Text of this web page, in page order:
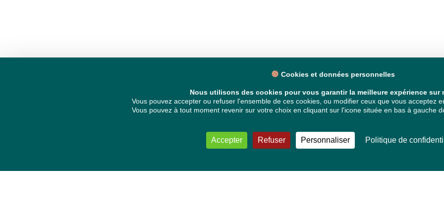
Cookies et données personnelles
Nous utilisons des cookies pour vous garantir la meilleure expérience sur
Vous pouvez accepter ou refuser l'ensemble de ces cookies, ou modifier ceux que vous acceptez
Vous pouvez à tout moment revenir sur votre choix en cliquant sur l'icone située en bas à gauche
Accepter Refuser Personnaliser Politique de